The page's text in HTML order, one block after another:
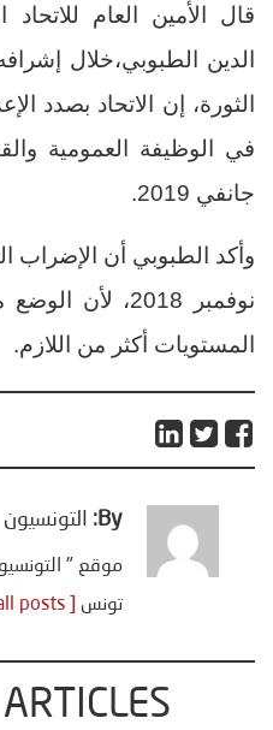
قال الأمين العام
الدين الطبوبي،خلال
الثورة، إن الاتحاد بصدد
جانفي 2019
.
نوفمبر 2018،
المستويات أكثر من اللازم.
By: التونسيون
موقع "
تونس